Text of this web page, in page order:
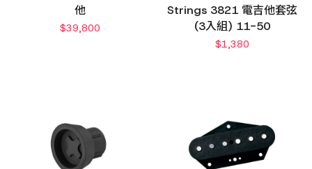
他
$39,800
Strings 3821 電吉他套弦
(3入組) 11-50
$1,380